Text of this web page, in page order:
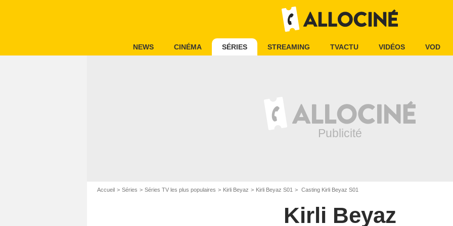
NEWS CINÉMA SÉRIES STREAMING TVACTU VIDÉOS VOD
Accueil Séries Séries TV les plus populaires Kirli Beyaz Kirli Beyaz S01 Casting Kirli Beyaz S01
Kirli Beyaz